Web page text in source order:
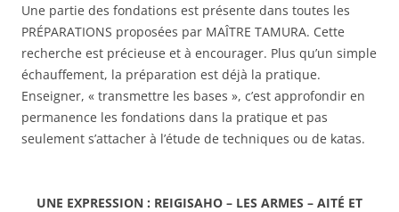
Une partie des fondations est présente dans toutes les
PRÉPARATIONS proposées par MAÎTRE TAMURA. Cette
recherche est précieuse et à encourager. Plus qu’un simple
échauffement, la préparation est déjà la pratique.
Enseigner, « transmettre les bases », c’est approfondir en
permanence les fondations dans la pratique et pas
seulement s’attacher à l’étude de techniques ou de katas.
UNE EXPRESSION : REIGISAHO – LES ARMES – AITÉ ET